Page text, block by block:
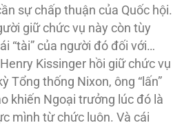
sự chấp thuận của Quốc hội.
giữ chức vụ này còn tùy
“tài” của người đó đối với…
Kissinger hồi giữ chức vụ
Tổng thống Nixon, ông “lấn”
khiến Ngoại trưởng lúc đó là
mình từ chức luôn. Và cái